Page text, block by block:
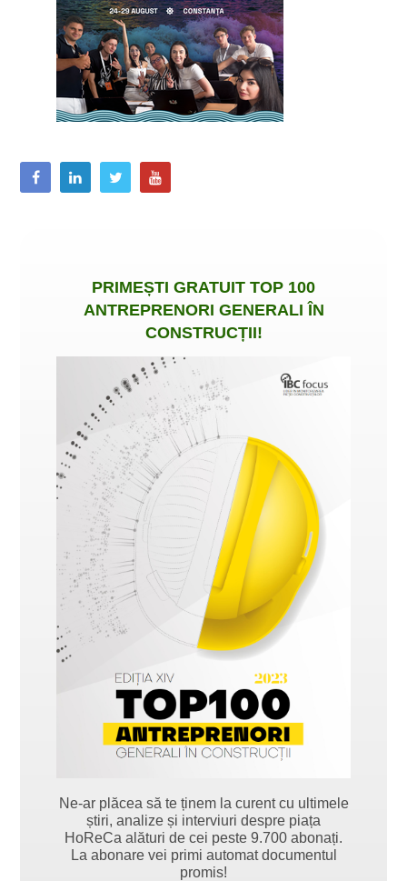
PRIMEȘTI GRATUIT TOP 100
ANTREPRENORI GENERALI ÎN
CONSTRUCȚII!
Ne-ar plăcea să te ținem la curent cu ultimele
știri, analize și interviuri despre piața
HoReCa alături de cei peste 9.700 abonați.
La abonare vei primi automat documentul
promis!